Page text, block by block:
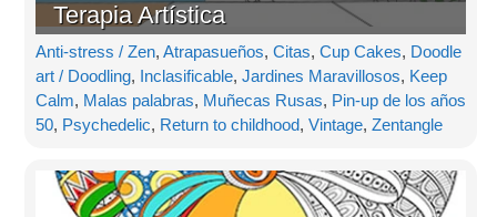
Terapia Artística
Anti-stress / Zen, Atrapasueños, Citas, Cup Cakes, Doodle
art / Doodling, Inclasificable, Jardines Maravillosos, Keep
Calm, Malas palabras, Muñecas Rusas, Pin-up de los años
50, Psychedelic, Return to childhood, Vintage, Zentangle